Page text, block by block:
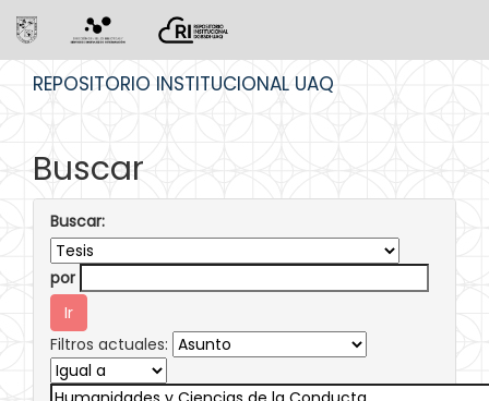
REPOSITORIO INSTITUCIONAL UAQ
Buscar
Buscar:
por
Filtros actuales: